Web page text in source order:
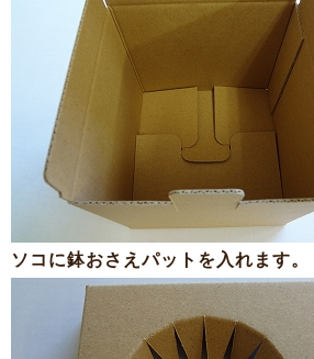
ソコに鉢おさえパットを入れます。